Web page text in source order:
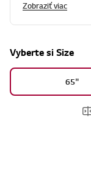
Zobraziť viac
Vyberte si Size
65"